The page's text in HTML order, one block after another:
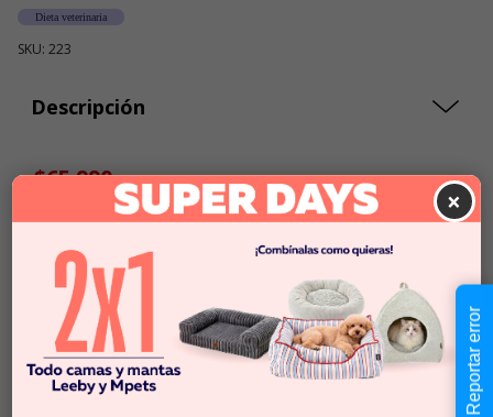
Dieta veterinaria
SKU: 223
Descripción
Cantidad:
- +
$65.990
Añadir al carrito
Información de envío
×
Reportar error